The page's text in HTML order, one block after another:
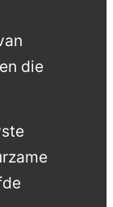
die